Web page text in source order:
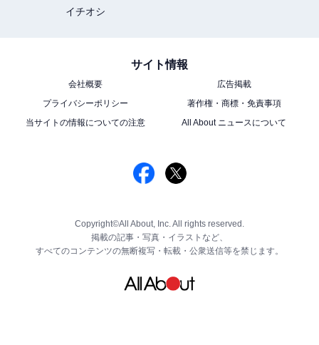
イチオシ
サイト情報
会社概要
広告掲載
プライバシーポリシー
著作権・商標・免責事項
当サイトの情報についての注意
All About ニュースについて
Copyright©All About, Inc. All rights reserved.
掲載の記事・写真・イラストなど、
すべてのコンテンツの無断複写・転載・公衆送信等を禁じます。